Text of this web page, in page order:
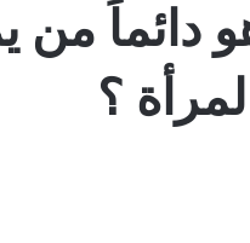
دائماً من
؟